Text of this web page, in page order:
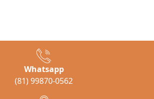
Whatsapp
(81) 99870-0562